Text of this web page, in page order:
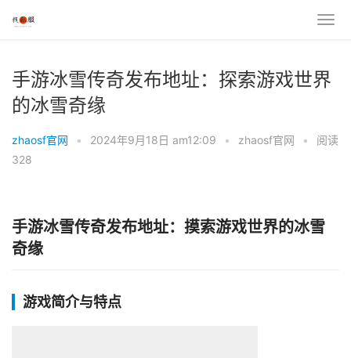
手游冰雪传奇发布地址：探索游戏世界
的冰雪奇缘
zhaosf官网 • 2024年9月18日 am12:09 • zhaosf官网 •
阅读
328
手游冰雪传奇发布地址：摸索游戏世界的冰雪
奇缘
游戏简介与特点